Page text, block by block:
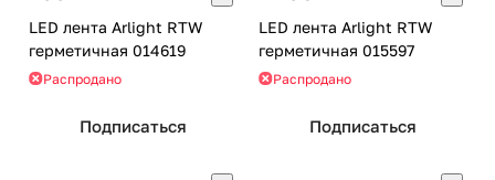
LED лента Arlight RTW
герметичная 014619
Распродано
Подписаться
LED лента Arlight RTW
герметичная 015597
Распродано
Подписаться